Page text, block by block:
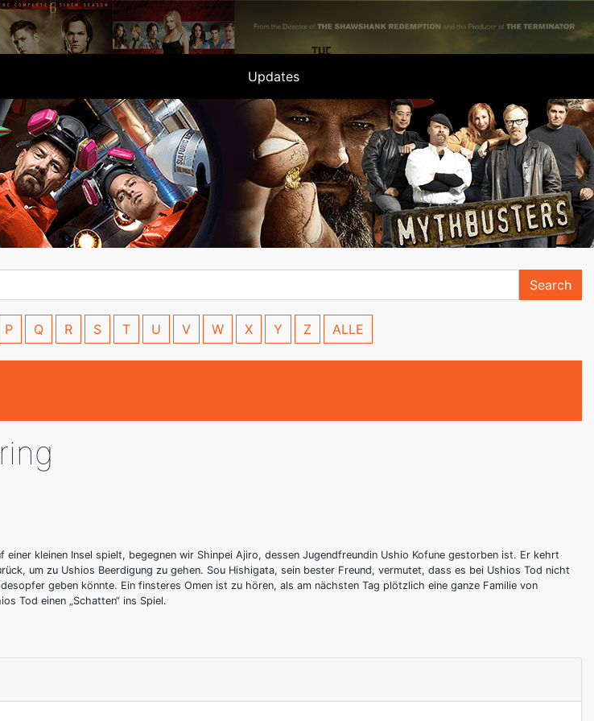
Updates
Search
P Q R S T U V W X Y Z ALLE
kleinen Insel spielt, begegnen wir Shinpei Ajiro, dessen Jugendfreundin Ushio Kofune gestorben ist. Er kehrt
um zu Ushios Beerdigung zu gehen. Sou Hishigata, sein bester Freund, vermutet, dass es bei Ushios Tod nicht
geben könnte. Ein finsteres Omen ist zu hören, als am nächsten Tag plötzlich eine ganze Familie von
Tod einen „Schatten“ ins Spiel.